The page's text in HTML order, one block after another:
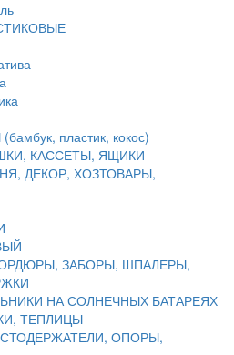
пластик, кокос)
КАССЕТЫ, ЯЩИКИ
ДЕКОР, ХОЗТОВАРЫ,
ЗАБОРЫ, ШПАЛЕРЫ,
НА СОЛНЕЧНЫХ БАТАРЕЯХ
ТЕПЛИЦЫ
ОПОРЫ,